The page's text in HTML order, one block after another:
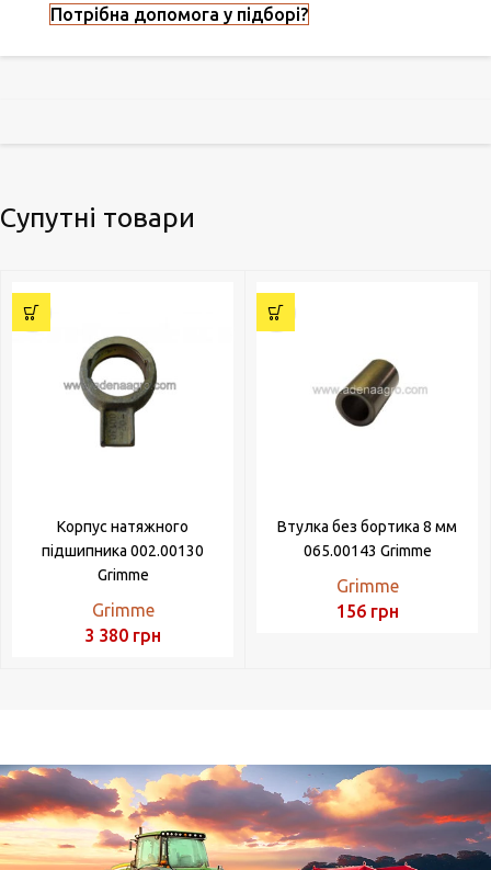
Потрібна допомога у підборі?
Супутні товари
Корпус натяжного
підшипника 002.00130
Grimme
Grimme
3 380 грн
Втулка без бортика 8 мм
065.00143 Grimme
Grimme
156 грн